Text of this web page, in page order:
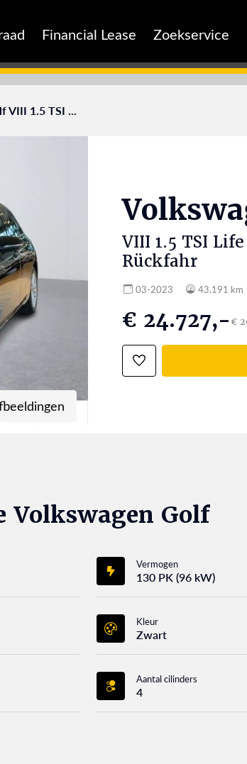
Financial Lease Zoekservice
VIII 1.5 TSI ...
VIII 1.5 TSI
Rückfahr
03-2023 43.191 km
€ 24.727,-€
Volkswagen Golf
Vermogen
130 PK (96 kW)
Kleur
Zwart
Aantal cilinders
4